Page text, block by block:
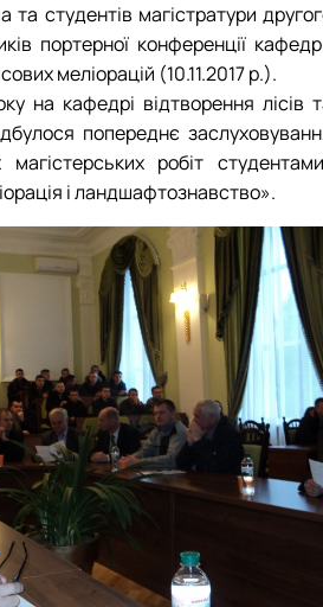
та студентів магістратури
портерної конференції
меліорацій (10.11.2017 р.).
на кафедрі відтворення лісів
попереднє
магістерських робіт
і ландшафтознавство».